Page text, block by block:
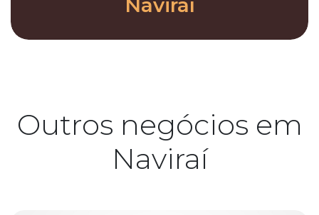
Naviraí
Outros negócios em
Naviraí